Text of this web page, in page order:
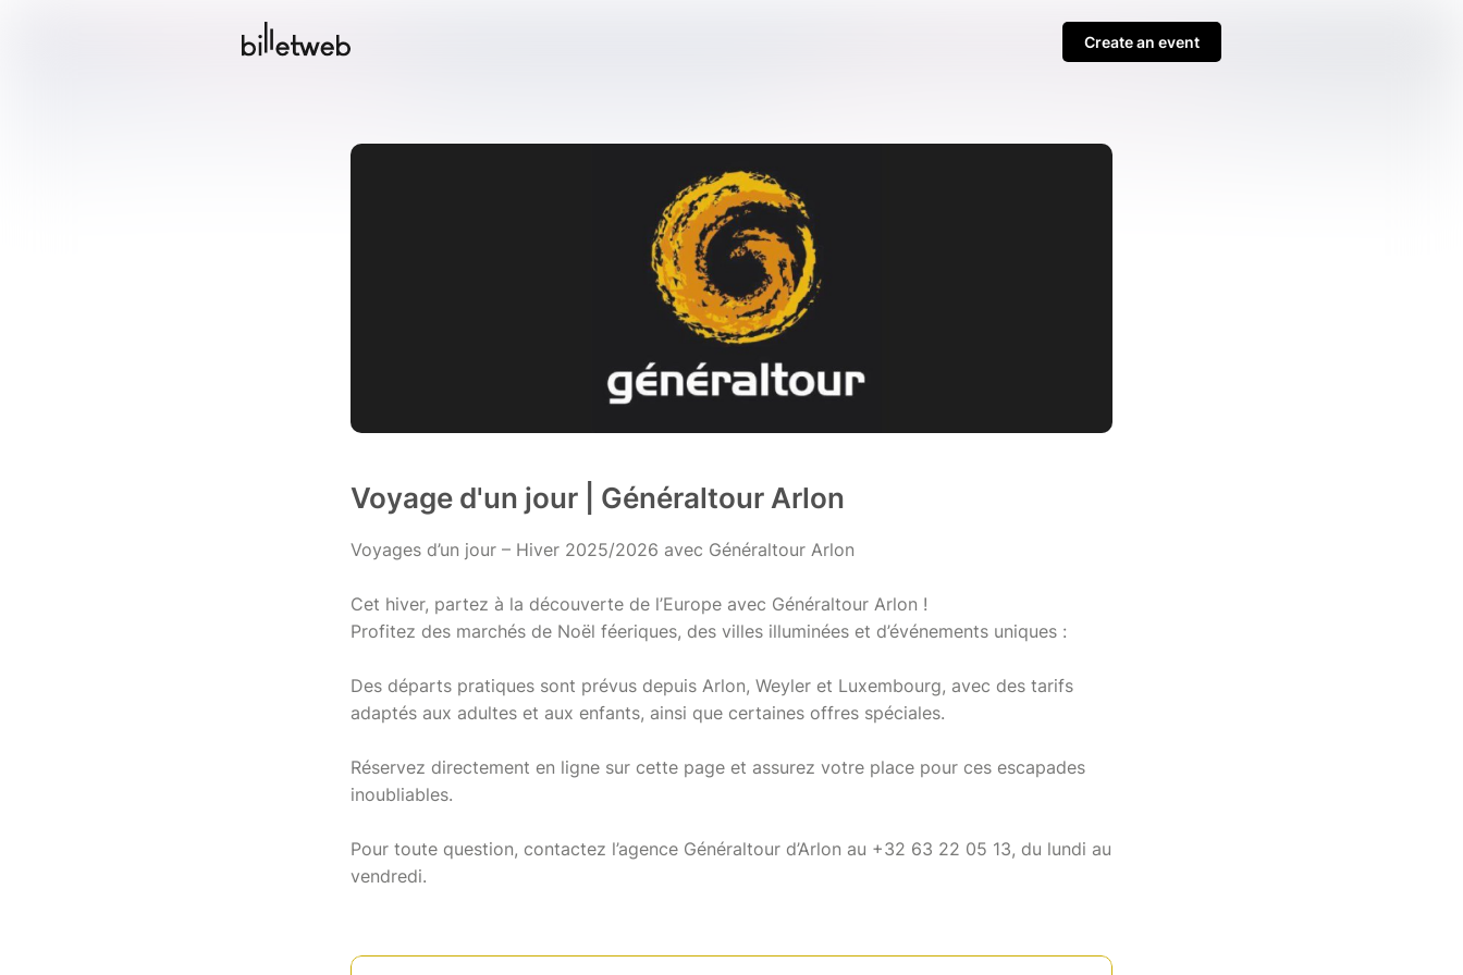
Create an event
Voyage d'un jour | Généraltour Arlon
Voyages d’un jour – Hiver 2025/2026 avec Généraltour Arlon
Cet hiver, partez à la découverte de l’Europe avec Généraltour Arlon !
Profitez des marchés de Noël féeriques, des villes illuminées et d’événements uniques :
Des départs pratiques sont prévus depuis Arlon, Weyler et Luxembourg, avec des tarifs
adaptés aux adultes et aux enfants, ainsi que certaines offres spéciales.
Réservez directement en ligne sur cette page et assurez votre place pour ces escapades
inoubliables.
Pour toute question, contactez l’agence Généraltour d’Arlon au +32 63 22 05 13, du lundi au
vendredi.